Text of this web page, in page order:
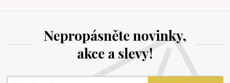
Nepropásněte novinky,
akce a slevy!